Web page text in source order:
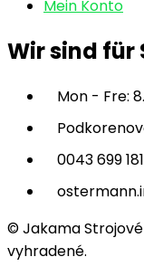
Mein Konto
Wir sind für
Mon - Fre:
0043 699
© Jakama
vyhradené.